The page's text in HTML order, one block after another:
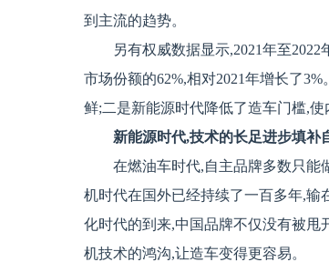
到主流的趋势。
另有权威数据显示,2021年至
市场份额的62%,相对2021年增长了
鲜;二是新能源时代降低了造车门槛,使
新能源时代,技术的长足进步填补
在燃油车时代,自主品牌多数只能
机时代在国外已经持续了一百多年,
化时代的到来,中国品牌不仅没有被甩
机技术的鸿沟,让造车变得更容易。